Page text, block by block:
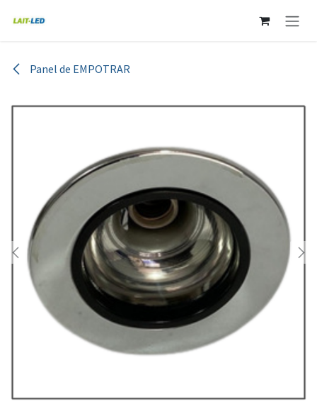
Panel de EMPOTRAR